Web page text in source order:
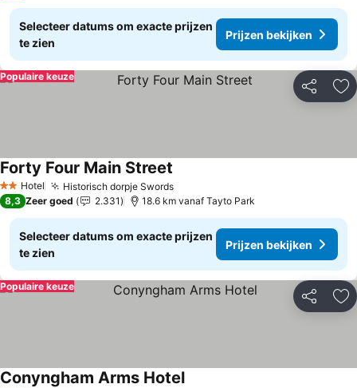
Selecteer datums om exacte prijzen
te zien
Prijzen bekijken
Delen
Populaire keuze
2 Sterren
Hotel Historisch dorpje Swords
Forty Four Main Street
8,3 Zeer goed 2.331 18.6 km vanaf Tayto Park
Selecteer datums om exacte prijzen
te zien
Prijzen bekijken
Delen
Populaire keuze
Conyngham Arms Hotel